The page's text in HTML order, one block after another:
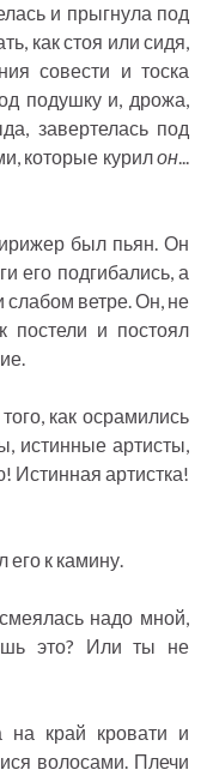
и прыгнула под
как стоя или сидя,
совести и тоска
подушку и, дрожа,
завертелась под
которые курилон...
был пьян. Он
его подгибались, а
слабом ветре. Он, не
и постоял
как осрамились
истинные артисты,
Истинная артистка!
к камину.
надо мной,
это? Или ты не
край кровати и
волосами. Плечи